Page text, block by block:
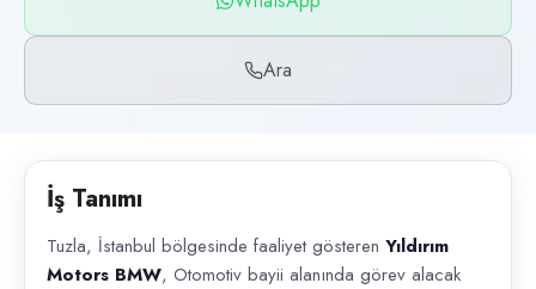
WhatsApp, Telefon
İlan açıklaması
Ara
İş Tanımı
Tuzla, İstanbul bölgesinde faaliyet gösteren Yıldırım
Motors BMW, Otomotiv bayii alanında görev alacak